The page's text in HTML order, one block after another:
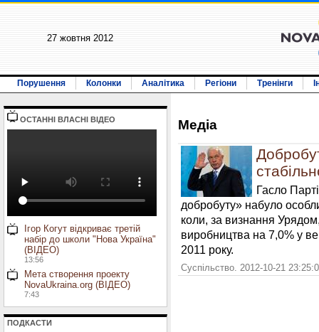
27 жовтня 2012
Порушення Колонки Аналітика Регіони Тренінги
ОСТАННI ВЛАСНI ВIДЕО
Ігор Когут відкриває третій
набір до школи "Нова Україна"
(ВІДЕО)
13:56
Мета створення проекту
NovaUkraina.org (ВІДЕО)
7:43
ПОДКАСТИ
Медiа
Гасло
добробуту» набуло
коли, за визнання
виробництва на 7,0% у
2011 року.
Суспільство. 2012-10-21